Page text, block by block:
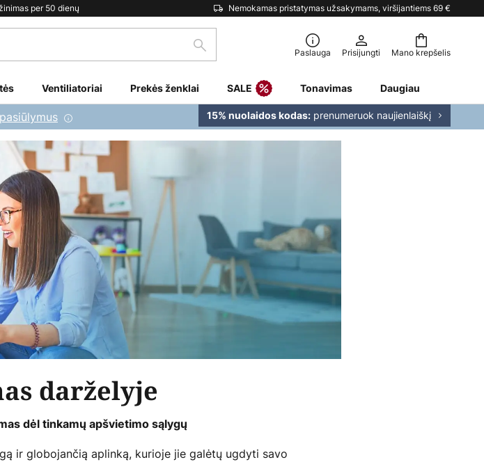
per 50 dienų Nemokamas pristatymas užsakymams, viršijantiems 69 €
Mano krepšelis
Paieška Paslauga Prisijungti
Ventiliatoriai Prekės ženklai SALE Tonavimas Daugiau
15% nuolaidos kodas: prenumeruok naujienlaiškį
darželyje
dėl tinkamų apšvietimo sąlygų
ir globojančią aplinką, kurioje jie galėtų ugdyti savo